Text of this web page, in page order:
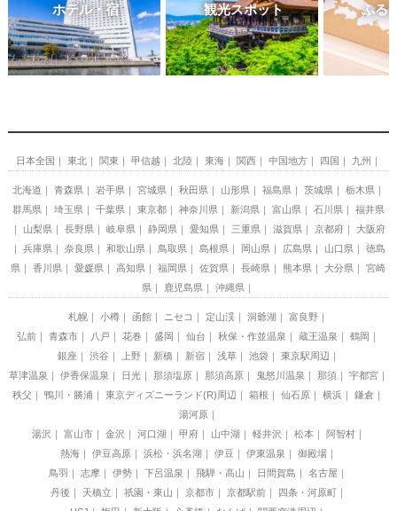
ホテル・宿 観光スポット ふる
日本全国 東北 関東 甲信越 北陸 東海 関西 中国地方 四国 九州
北海道 青森県 岩手県 宮城県 秋田県 山形県 福島県 茨城県
栃木県
群馬県
埼玉県 千葉県 東京都 神奈川県 新潟県 富山県 石川県
福井県
山梨県
長野県 岐阜県 静岡県 愛知県 三重県 滋賀県 京都府
大阪府
兵庫県
奈良県 和歌山県 鳥取県 島根県 岡山県 広島県 山口県
徳島
県
香川県 愛媛県 高知県 福岡県 佐賀県 長崎県 熊本県 大分県
宮崎
県
鹿児島県 沖縄県
札幌 小樽 函館 ニセコ 定山渓 洞爺湖
富良野
弘前
青森市 八戸 花巻 盛岡 仙台 秋保・作並温泉 蔵王温泉
鶴岡
銀座
渋谷 上野 新橋 新宿 浅草 池袋
東京駅周辺
草津温泉
伊香保温泉 日光 那須塩原 那須高原 鬼怒川温泉 那須
宇都宮
秩父
鴨川・勝浦 東京ディズニーランド(R)周辺 箱根 仙石原 横浜
鎌倉
湯河原
湯沢
富山市 金沢 河口湖 甲府 山中湖 軽井沢 松本
阿智村
熱海
伊豆高原 浜松・浜名湖 伊豆 伊東温泉
御殿場
鳥羽
志摩 伊勢 下呂温泉 飛騨・高山 日間賀島
名古屋
丹後
天橋立 祇園・東山 京都市 京都駅前
四条・河原町